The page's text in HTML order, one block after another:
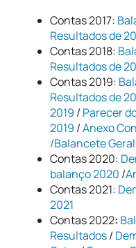
Contas 2017:
Resultados de
Contas 2018:
Resultados de
Contas 2019:
Resultados de
2019 / Parecer
2019 /Anexo
/Balancete Geral
Contas 2020:
balanço 2020 /
Contas 2021:
2021
Contas 2022:
Resultados/